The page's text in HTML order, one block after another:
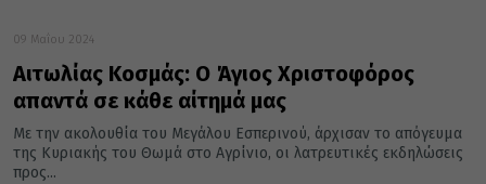
09 Μαΐου 2024
Αιτωλίας Κοσμάς: Ο Άγιος Χριστοφόρος
απαντά σε κάθε αίτημά μας
Με την ακολουθία του Μεγάλου Εσπερινού, άρχισαν το απόγευμα
της Κυριακής του Θωμά στο Αγρίνιο, οι λατρευτικές εκδηλώσεις
προς...